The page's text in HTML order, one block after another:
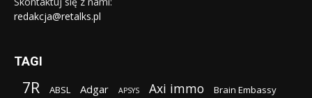
redakcja@retalks.pl
TAGI
7R ABSL Adgar APSYS Axi immo Brain Embassy